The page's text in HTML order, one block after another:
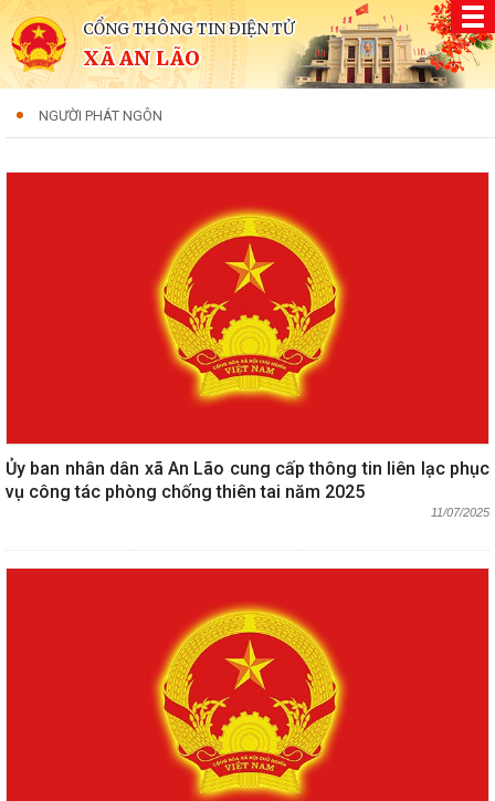
CỔNG THÔNG TIN ĐIỆN TỬ
XÃ AN LÃO
NGƯỜI PHÁT NGÔN
Ủy ban nhân dân xã An Lão cung cấp thông tin liên lạc phục
vụ công tác phòng chống thiên tai năm 2025
11/07/2025